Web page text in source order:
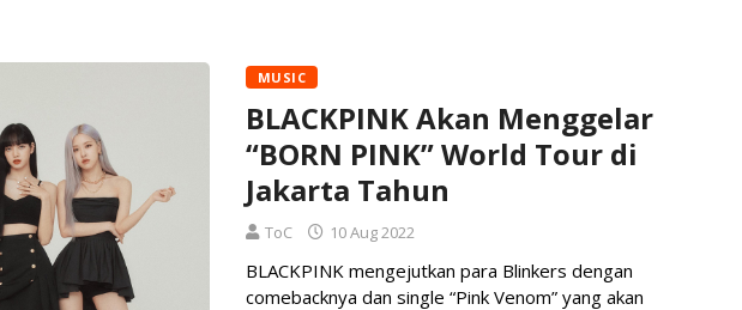
MUSIC
BLACKPINK Akan Menggelar
“BORN PINK” World Tour di
Jakarta Tahun
ToC 10 Aug 2022
BLACKPINK mengejutkan para Blinkers dengan
comebacknya dan single “Pink Venom” yang akan